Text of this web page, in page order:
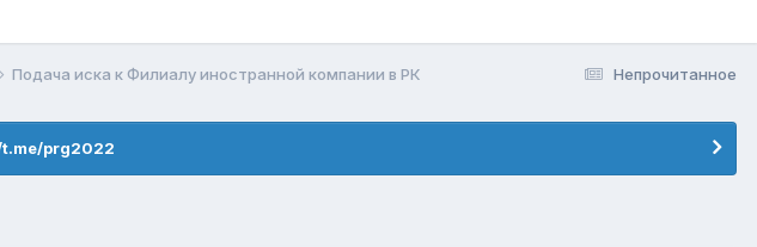
Непрочитанное
Подача иска к Филиалу иностранной компании в РК
prg2022